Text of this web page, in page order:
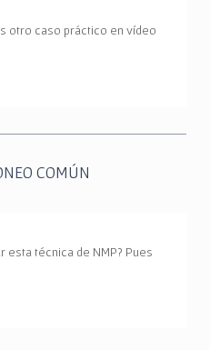
otro caso práctico en vídeo
COMÚN
técnica de NMP? Pues